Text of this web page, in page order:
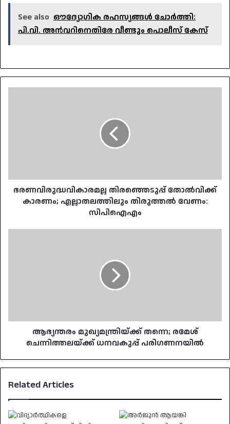
See also ഔദ്യോഗിക രഹസ്യങ്ങൾ ചോർത്തി:
പി.വി. അൻവറിനെതിരേ വീണ്ടും പൊലീസ് കേസ്
ഭരണവിരുദ്ധവികാരമല്ല തിരഞ്ഞെടുപ്പ് തോൽവിക്ക്
കാരണം; എല്ലാതലത്തിലും തിരുത്തൽ വേണം:
സിപിഐഎം
ആഭ്യന്തരം മുഖ്യമന്ത്രിയ്ക്ക് തന്നെ; രമേശ്
ചെന്നിത്തലയ്ക്ക് ധനവകുപ്പ് പരി​ഗണനയിൽ
Related Articles